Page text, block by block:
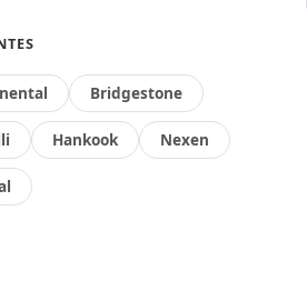
Bridgestone
Hankook Nexen